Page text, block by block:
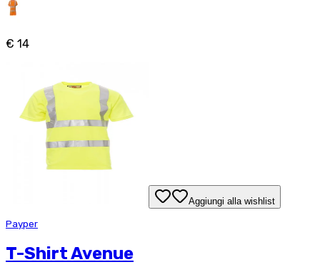
€ 14
Aggiungi alla wishlist
Payper
T-Shirt Avenue